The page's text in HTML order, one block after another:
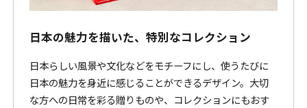
日本の魅力を描いた、特別なコレクション
日本らしい風景や文化などをモチーフにし、使うたびに
日本の魅力を身近に感じることができるデザイン。大切
な方への日常を彩る贈りものや、コレクションにもおす